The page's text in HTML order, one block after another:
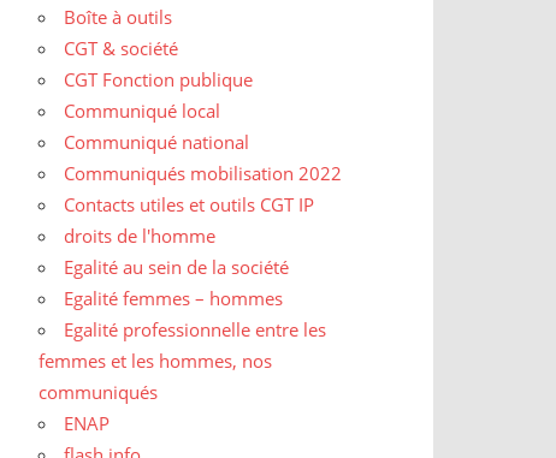
Boîte à outils
CGT & société
CGT Fonction publique
Communiqué local
Communiqué national
Communiqués mobilisation 2022
Contacts utiles et outils CGT IP
droits de l'homme
Egalité au sein de la société
Egalité femmes – hommes
Egalité professionnelle entre les
femmes et les hommes, nos
communiqués
ENAP